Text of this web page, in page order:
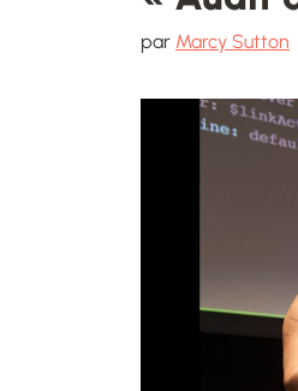
par Marcy Sutton